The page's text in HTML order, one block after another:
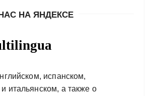
НА ЯНДЕКСЕ
испанском,
итальянском, а также о